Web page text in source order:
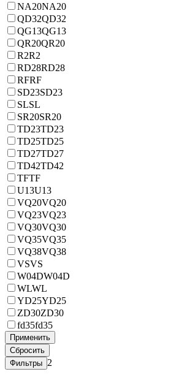
NA20NA20
QD32QD32
QG13QG13
QR20QR20
R2R2
RD28RD28
RFRF
SD23SD23
SLSL
SR20SR20
TD23TD23
TD25TD25
TD27TD27
TD42TD42
TFTF
U13U13
VQ20VQ20
VQ23VQ23
VQ30VQ30
VQ35VQ35
VQ38VQ38
VSVS
W04DW04D
WLWL
YD25YD25
ZD30ZD30
fd35fd35
2